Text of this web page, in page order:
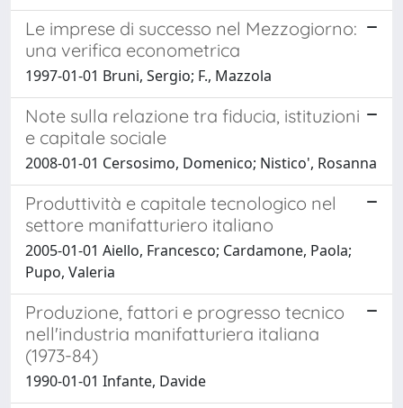
Le imprese di successo nel Mezzogiorno:
una verifica econometrica
1997-01-01 Bruni, Sergio; F., Mazzola
Note sulla relazione tra fiducia, istituzioni
e capitale sociale
2008-01-01 Cersosimo, Domenico; Nistico', Rosanna
Produttività e capitale tecnologico nel
settore manifatturiero italiano
2005-01-01 Aiello, Francesco; Cardamone, Paola;
Pupo, Valeria
Produzione, fattori e progresso tecnico
nell'industria manifatturiera italiana
(1973-84)
1990-01-01 Infante, Davide